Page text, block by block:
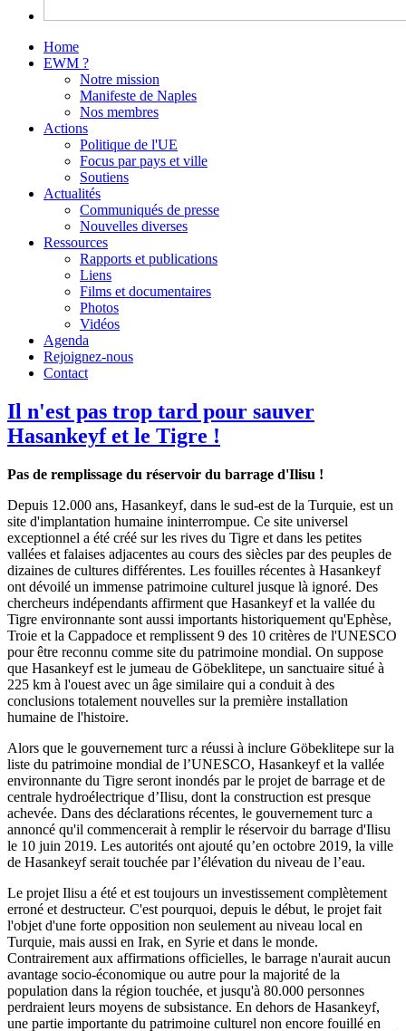
Home
EWM ?
Notre mission
Manifeste de Naples
Nos membres
Actions
Politique de l'UE
Focus par pays et ville
Soutiens
Actualités
Communiqués de presse
Nouvelles diverses
Ressources
Rapports et publications
Liens
Films et documentaires
Photos
Vidéos
Agenda
Rejoignez-nous
Contact
Il n'est pas trop tard pour sauver
Hasankeyf et le Tigre !
Pas de remplissage du réservoir du barrage d'Ilisu !
Depuis 12.000 ans, Hasankeyf, dans le sud-est de la Turquie, est un
site d'implantation humaine ininterrompue. Ce site universel
exceptionnel a été créé sur les rives du Tigre et dans les petites
vallées et falaises adjacentes au cours des siècles par des peuples de
dizaines de cultures différentes. Les fouilles récentes à Hasankeyf
ont dévoilé un immense patrimoine culturel jusque là ignoré. Des
chercheurs indépendants affirment que Hasankeyf et la vallée du
Tigre environnante sont aussi importants historiquement qu'Ephèse,
Troie et la Cappadoce et remplissent 9 des 10 critères de l'UNESCO
pour être reconnu comme site du patrimoine mondial. On suppose
que Hasankeyf est le jumeau de Göbeklitepe, un sanctuaire situé à
225 km à l'ouest avec un âge similaire qui a conduit à des
conclusions totalement nouvelles sur la première installation
humaine de l'histoire.
Alors que le gouvernement turc a réussi à inclure Göbeklitepe sur la
liste du patrimoine mondial de l’UNESCO, Hasankeyf et la vallée
environnante du Tigre seront inondés par le projet de barrage et de
centrale hydroélectrique d’Ilisu, dont la construction est presque
achevée. Dans des déclarations récentes, le gouvernement turc a
annoncé qu'il commencerait à remplir le réservoir du barrage d'Ilisu
le 10 juin 2019. Les autorités ont ajouté qu’en octobre 2019, la ville
de Hasankeyf serait touchée par l’élévation du niveau de l’eau.
Le projet Ilisu a été et est toujours un investissement complètement
erroné et destructeur. C'est pourquoi, depuis le début, le projet fait
l'objet d'une forte opposition non seulement au niveau local en
Turquie, mais aussi en Irak, en Syrie et dans le monde.
Contrairement aux affirmations officielles, le barrage n'aurait aucun
avantage socio-économique ou autre pour la majorité de la
population dans la région touchée, et jusqu'à 80.000 personnes
perdraient leurs moyens de subsistance. En dehors de Hasankeyf,
une partie importante du patrimoine culturel non encore fouillé en